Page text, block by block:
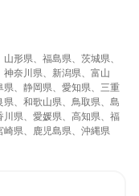
形県、福島県、茨城県、
奈川県、新潟県、富山
、静岡県、愛知県、三重
、和歌山県、鳥取県、島
県、愛媛県、高知県、福
崎県、鹿児島県、沖縄県